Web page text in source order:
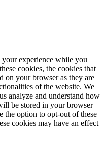
experience while you
cookies, the cookies that
on your browser as they are
of the website. We
analyze and understand how
be stored in your browser
the option to opt-out of these
cookies may have an effect